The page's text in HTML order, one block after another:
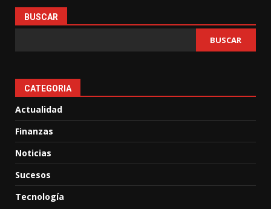
BUSCAR
BUSCAR
CATEGORIA
Actualidad
Finanzas
Noticias
Sucesos
Tecnología